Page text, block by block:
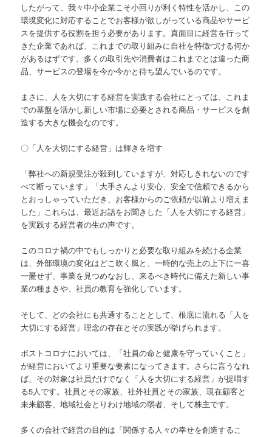
したがって、我々中小企業こそ小回りが利く特性を活かし、この
環境変化に対応することでお客様が欲しがっている商品やサービ
スを提供する役割を担う必要があります。真面目に経営を行って
きた企業であれば、これまでの取り組みに自社を特徴づける何か
があるはずです。多くの取引先や消費者はこれまでとは違った商
品、サービスの登場を今か今かと待ち望んでいるのです。
まさに、人を大切にする経営を実践する会社にとっては、これま
での基盤を活かし新しい市場に必要とされる商品・サービスを創
造する大きな機会なのです。
〇「人を大切にする経営」は輝きを増す
「弊社への新規受注が殺到していますが、対応しきれないのです
べて断っています」「大手さんより安心、安全で信頼できるから
とおっしゃっていただき、お客様からのご依頼が以前より増えま
した」これらは、最近お話をお聞きした「人を大切にする経営」
を実践する経営者の生の声です。
このコロナ禍の中でもしっかりと必要な取り組みを続ける企業
は、外部環境の変化はどこ吹く風と、一時的な売上の上下に一喜
一憂せず、事業を見つめなおし、来るべき時代に備えた新しい事
業の種まきや、社員の教育を強化しています。
そして、どの会社にも共通することとして、根底に流れる「人を
大切にする経営」理念の存在とその実践が挙げられます。
ポストコロナにおいては、「社員の命と健康を守っていくこと」
が経営においてより重要な要素になってきます。さらに言うなれ
ば、その対象は社員だけでなく「人を大切にする経営」が提唱す
る5人です。社員とその家族、社外社員とその家族、現在顧客と
未来顧客、地域社会とりわけ地域の弱者、そして株主です。
多くの会社で経営の目的は「関係する人々の幸せを創造するこ